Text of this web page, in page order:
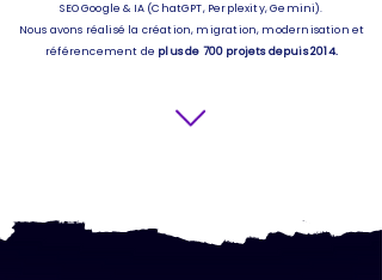
SEO Google & IA (ChatGPT, Perplexity, Gemini).
Nous avons réalisé la création, migration, modernisation et
référencement de plus de 700 projets depuis 2014.